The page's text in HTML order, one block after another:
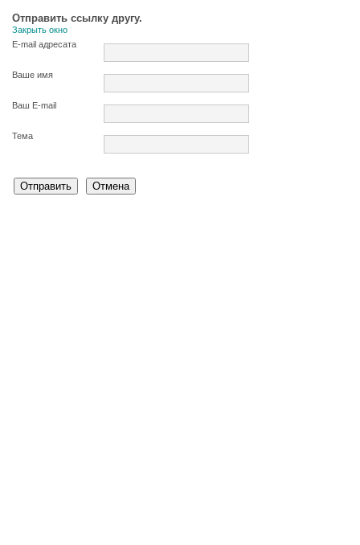
Отправить ссылку другу.
Закрыть окно
E-mail адресата
Ваше имя
Ваш E-mail
Тема
Отправить Отмена